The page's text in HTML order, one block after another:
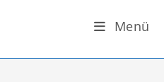
Menü